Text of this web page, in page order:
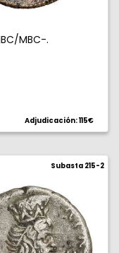
MBC-.
Adjudicación: 115€
Subasta 215-2